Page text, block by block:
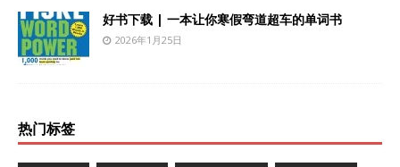
好书下载 | 一本让你寒假弯道超车的单词书
2026年1月25日
热门标签